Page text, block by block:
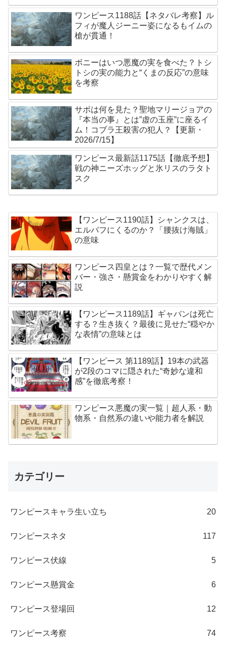
ワンピース1188話【ネタバレ考察】ル
フィが魔人ジーニー姿になるもイムの
槍が貫通！
ボニーはいつ悪魔の実を食べた？トシ
トシの実の能力と“くまの反応”の意味
を考察
サボは何を見た？聖地マリージョアの
『本当の事』とは”虚の玉座”に座るイ
ム！コブラ王殺害の犯人？【更新・
2026/7/15】
ワンピース最新話1175話【徹底予想】
戦の神ニーズホッグと氷リスのラタト
スク
【ワンピース1190話】シャンクスは、
エルバフにくるのか？「腰抜け海賊」
の意味
ワンピース四皇とは？一覧で歴代メン
バー・強さ・懸賞金をわかりやすく解
説
【ワンピース1189話】ギャバンは死亡
する？生き抜く？最後に見せた“穏やか
な表情”の意味とは
【ワンピース 第1189話】19本の武器
が2段のコマに隠された“奇妙な違和
感”を徹底考察！
ワンピース悪魔の実一覧｜超人系・動
物系・自然系の違いや能力者を解説
カテゴリー
ワンピースキャラ生い立ち 20
ワンピースネタ 117
ワンピース伏線 5
ワンピース懸賞金 6
ワンピース登場回 12
ワンピース考察 74